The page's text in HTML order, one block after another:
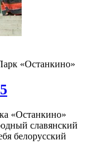
«Останкино»
«Останкино»
славянский
белорусский